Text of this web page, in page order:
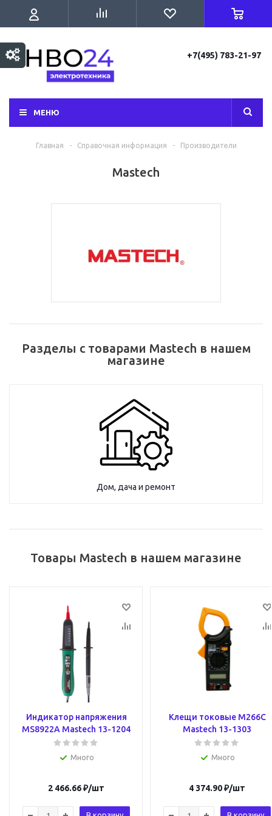
+7(495) 783-21-97
МЕНЮ
Главная - Справочная информация - Производители
Mastech
Разделы с товарами Mastech в нашем
магазине
Дом, дача и ремонт
Товары Mastech в нашем магазине
Индикатор напряжения
MS8922A Mastech 13-1204
Много
2 466.66₽/шт
Клещи токовые M266C
Mastech 13-1303
Много
4 374.90₽/шт